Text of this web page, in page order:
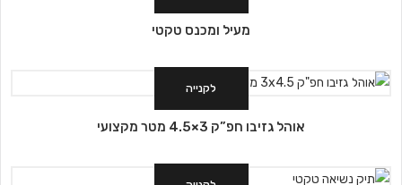
מעיל ומכנס טקטי
לקנייה
אוהל גזיבו חפ”ק 3×4.5 מטר מקצועי